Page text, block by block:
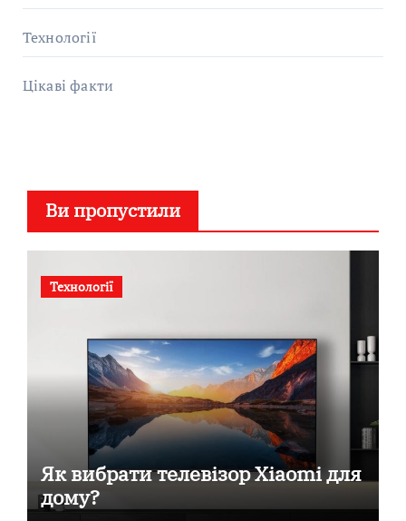
Технології
Цікаві факти
Ви пропустили
Технології
Як вибрати телевізор Xiaomi для
дому?